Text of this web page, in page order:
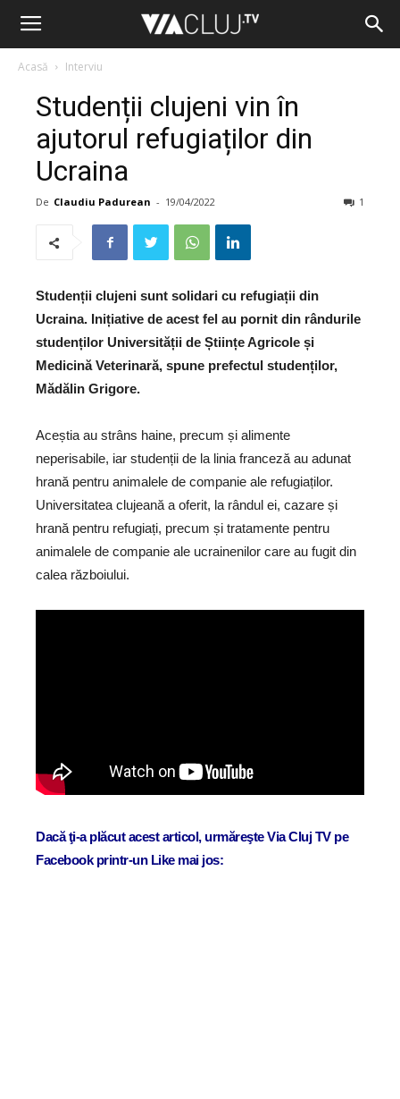
Acasă Interviu
Studenții clujeni vin în
ajutorul refugiaților din
Ucraina
De Claudiu Padurean - 19/04/2022 1
Studenții clujeni sunt solidari cu refugiații din
Ucraina. Inițiative de acest fel au pornit din rândurile
studenților Universității de Științe Agricole și
Medicină Veterinară, spune prefectul studenților,
Mădălin Grigore.
Aceștia au strâns haine, precum și alimente
neperisabile, iar studenții de la linia franceză au adunat
hrană pentru animalele de companie ale refugiaților.
Universitatea clujeană a oferit, la rândul ei, cazare și
hrană pentru refugiați, precum și tratamente pentru
animalele de companie ale ucrainenilor care au fugit din
calea războiului.
Dacă ţi-a plăcut acest articol, urmăreşte Via Cluj TV pe
Facebook printr-un Like mai jos: